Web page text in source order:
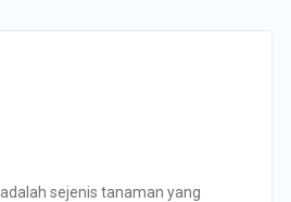
adalah sejenis tanaman yang